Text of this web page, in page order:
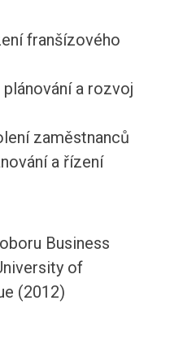
franšízového
a rozvoj
zaměstnanců
a řízení
Business
of
(2012)